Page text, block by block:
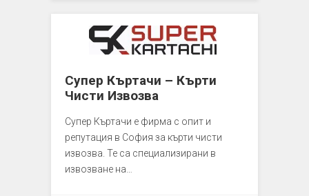
Супер Къртачи – Кърти
Чисти Извозва
Супер Къртачи е фирма с опит и
репутация в София за кърти чисти
извозва. Те са специализирани в
извозване на…